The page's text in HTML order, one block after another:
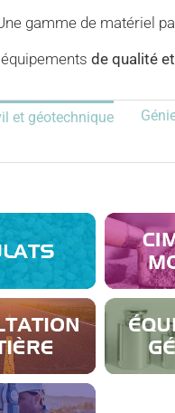
gamme de matériel
de qualité
et géotechnique